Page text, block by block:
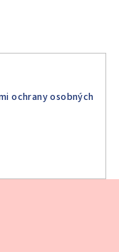
ochrany osobných